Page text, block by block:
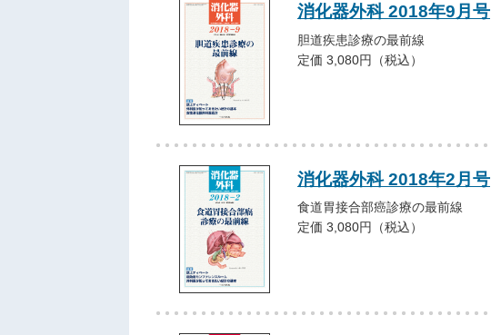
消化器外科 2018年9月号
胆道疾患診療の最前線
定価 3,080円（税込）
消化器外科 2018年2月号
食道胃接合部癌診療の最前線
定価 3,080円（税込）